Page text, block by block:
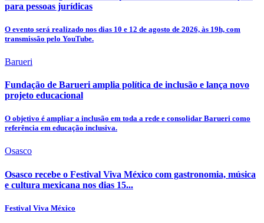
para pessoas jurídicas
O evento será realizado nos dias 10 e 12 de agosto de 2026, às 19h, com
transmissão pelo YouTube.
Barueri
Fundação de Barueri amplia política de inclusão e lança novo
projeto educacional
O objetivo é ampliar a inclusão em toda a rede e consolidar Barueri como
referência em educação inclusiva.
Osasco
Osasco recebe o Festival Viva México com gastronomia, música
e cultura mexicana nos dias 15...
Festival Viva México